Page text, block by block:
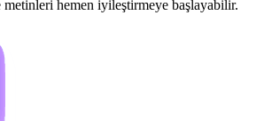
hemen iyileştirmeye başlayabilir.